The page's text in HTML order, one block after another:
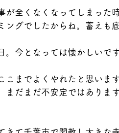
が全くなくなってしまった
ングでしたからね。蓄えも
今となっては懐かしいです
こまでよくやれたと思いま
まだまだ不安定ではありま